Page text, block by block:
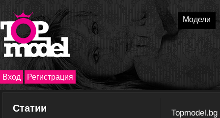
Модели
Вход Регистрация
Статии Topmodel.bg